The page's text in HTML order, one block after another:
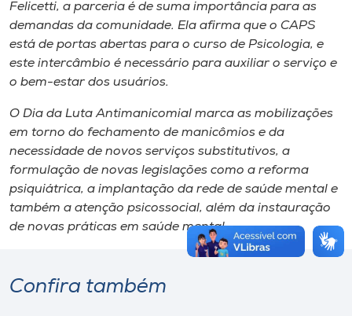
Felicetti, a parceria é de suma importância para as
demandas da comunidade. Ela afirma que o CAPS
está de portas abertas para o curso de Psicologia, e
este intercâmbio é necessário para auxiliar o serviço e
o bem-estar dos usuários.
O Dia da Luta Antimanicomial marca as mobilizações
em torno do fechamento de manicômios e da
necessidade de novos serviços substitutivos, a
formulação de novas legislações como a reforma
psiquiátrica, a implantação da rede de saúde mental e
também a atenção psicossocial, além da instauração
de novas práticas em saúde mental.
Confira também